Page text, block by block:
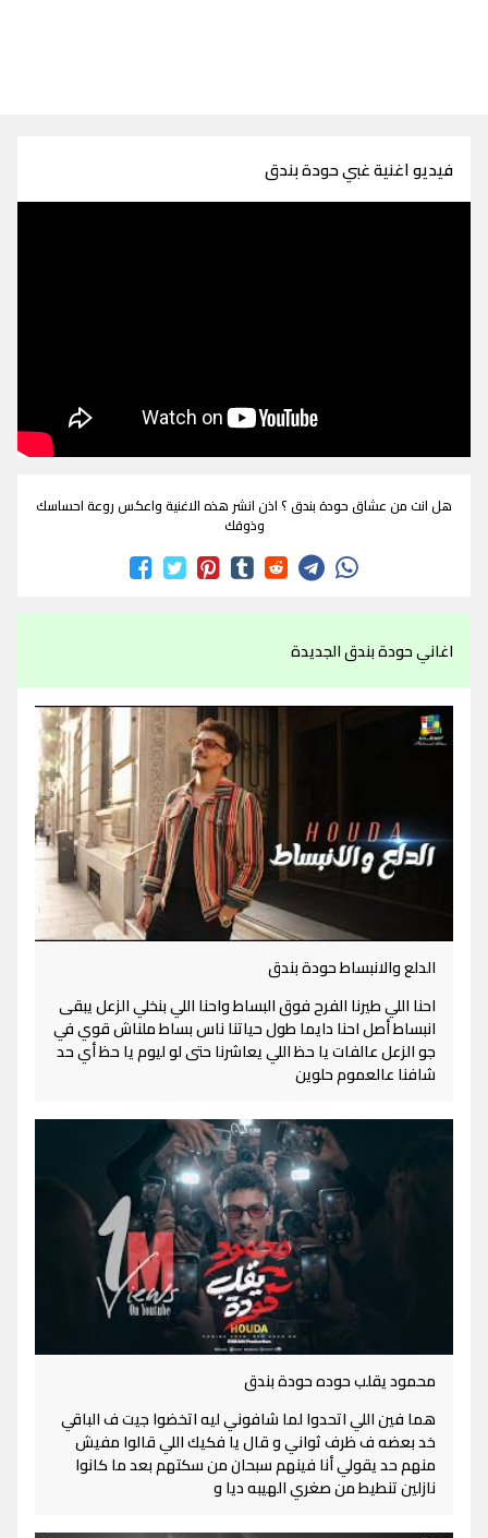
فيديو اغنية غبي حودة بندق
هل انت من عشاق حودة بندق ؟ اذن انشر هذه الاغنية واعكس روعة احساسك
وذوقك
اغاني حودة بندق الجديدة
الدلع والانبساط حودة بندق
احنا اللي طيرنا الفرح فوق البساط واحنا اللي بنخلي الزعل يبقى
انبساط أصل احنا دايما طول حياتنا ناس بساط ملناش قوي في
جو الزعل عالفات يا حظ اللي يعاشرنا حتى لو ليوم يا حظ أي حد
شافنا عالعموم حلوين
محمود يقلب حوده حودة بندق
هما فين اللي اتحدوا لما شافوني ليه اتخضوا جيت ف الباقي
خد بعضه ف ظرف ثواني و قال يا فكيك اللي قالوا مفيش
منهم حد يقولي أنا فينهم سبحان من سكتهم بعد ما كانوا
نازلين تنطيط من صغري الهيبه ديا و